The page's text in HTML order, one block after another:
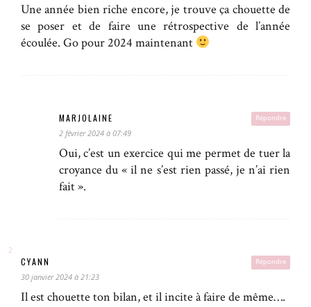
Une année bien riche encore, je trouve ça chouette de
se poser et de faire une rétrospective de l’année
écoulée. Go pour 2024 maintenant
Répondre
MARJOLAINE
2 février 2024 à 07:49
Oui, c’est un exercice qui me permet de tuer la
croyance du « il ne s’est rien passé, je n’ai rien
fait ».
Répondre
CYANN
30 janvier 2024 à 21:23
Il est chouette ton bilan, et il incite à faire de même….